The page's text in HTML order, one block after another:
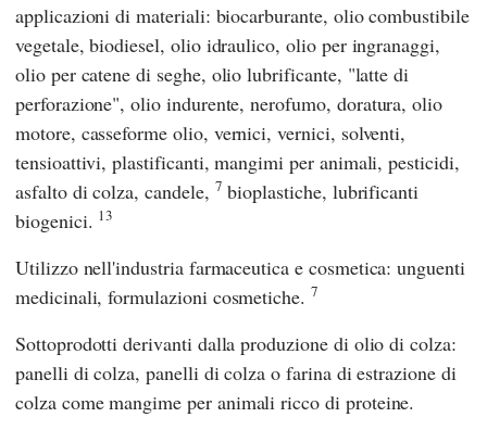
applicazioni di materiali: biocarburante, olio combustibile
vegetale, biodiesel, olio idraulico, olio per ingranaggi,
olio per catene di seghe, olio lubrificante, "latte di
perforazione", olio indurente, nerofumo, doratura, olio
motore, casseforme olio, vernici, vernici, solventi,
tensioattivi, plastificanti, mangimi per animali, pesticidi,
asfalto di colza, candele, 7 bioplastiche, lubrificanti
biogenici. 13
Utilizzo nell'industria farmaceutica e cosmetica: unguenti
medicinali, formulazioni cosmetiche.7
Sottoprodotti derivanti dalla produzione di olio di colza:
panelli di colza, panelli di colza o farina di estrazione di
colza come mangime per animali ricco di proteine.